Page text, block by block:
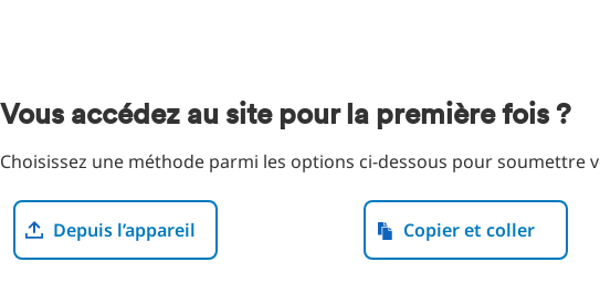
Vous accédez au site pour la première fois ?
Choisissez une méthode parmi les options ci-dessous pour soumettre
Depuis l’appareil
Télécharger le fichier du CV
Copier et coller
Coller le CV